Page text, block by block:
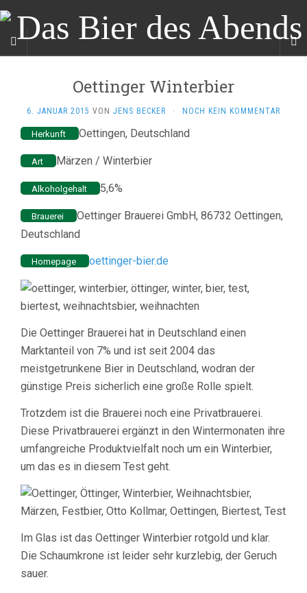
Oettinger Winterbier
6. JANUAR 2015 VON JENS BECKER · NOCH KEIN KOMMENTAR
Herkunft Oettingen, Deutschland
Art Märzen / Winterbier
Alkoholgehalt 5,6%
Brauerei
Oettinger Brauerei GmbH, 86732 Oettingen,
Deutschland
Homepage oettinger-bier.de
Die Oettinger Brauerei hat in Deutschland einen
Marktanteil von 7% und ist seit 2004 das
meistgetrunkene Bier in Deutschland, wodran der
günstige Preis sicherlich eine große Rolle spielt.
Trotzdem ist die Brauerei noch eine Privatbrauerei.
Diese Privatbrauerei ergänzt in den Wintermonaten ihre
umfangreiche Produktvielfalt noch um ein Winterbier,
um das es in diesem Test geht.
Im Glas ist das Oettinger Winterbier rotgold und klar.
Die Schaumkrone ist leider sehr kurzlebig, der Geruch
sauer.